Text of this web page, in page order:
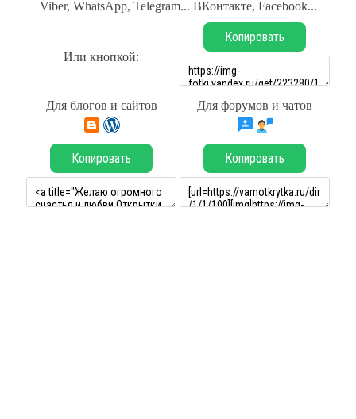
Viber, WhatsApp, Telegram... ВКонтакте, Facebook...
Или кнопкой:
Копировать
Для блогов и сайтов Для форумов и чатов
Копировать Копировать